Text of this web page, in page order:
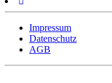
Impressum
Datenschutz
AGB